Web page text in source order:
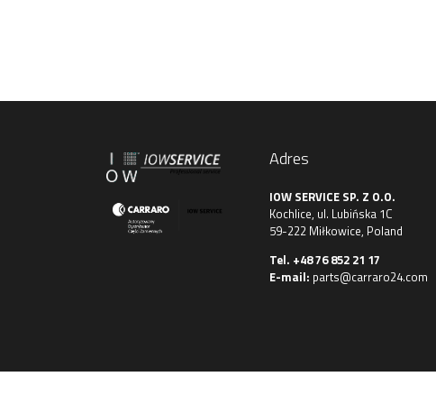
Adres
IOW SERVICE SP. Z O.O.
Kochlice, ul. Lubińska 1C
59-222 Miłkowice, Poland
Tel. +48 76 852 21 17
E-mail: parts@carraro24.com